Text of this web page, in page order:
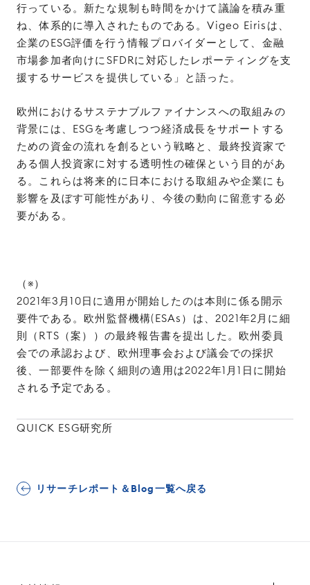
行っている。新たな規制も時間をかけて議論を積み重
ね、体系的に導入されたものである。Vigeo Eirisは、
企業のESG評価を行う情報プロバイダーとして、金融
市場参加者向けにSFDRに対応したレポーティングを支
援するサービスを提供している」と語った。
欧州におけるサステナブルファイナンスへの取組みの
背景には、ESGを考慮しつつ経済成長をサポートする
ための資金の流れを創るという戦略と、最終投資家で
ある個人投資家に対する透明性の確保という目的があ
る。これらは将来的に日本における取組みや企業にも
影響を及ぼす可能性があり、今後の動向に留意する必
要がある。
（※）
2021年3月10日に適用が開始したのは本則に係る開示
要件である。欧州監督機構(ESAs）は、2021年2月に細
則（RTS（案））の最終報告書を提出した。欧州委員
会での承認および、欧州理事会および議会での採択
後、一部要件を除く細則の適用は2022年1月1日に開始
される予定である。
QUICK ESG研究所
リサーチレポート＆Blog一覧へ戻る